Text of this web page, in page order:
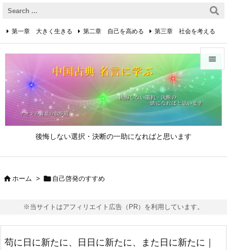
後悔しない選択・決断の一助になればと思います


メニュ

第一章 大きく生きる 第二章 自己を高める 第三章 社会を考える
第四章 着実に生きる 第五章 逆境を乗り越えるための心得
第六章 成功の心得 第七章 人と接するための心得
第八章 リーダーの心得
 ホーム >  自己啓発のすすめ
※当サイトはアフィリエイト広告（PR）を利用しています。
苟に日に新たに、日日に新たに、また日に新たに｜